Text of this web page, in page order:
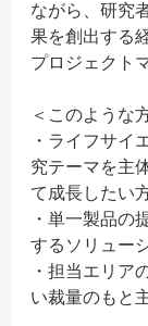
ながら、研究
果を創出する
プロジェクト
＜このような
・ライフサイ
究テーマを主
て成長したい
・単一製品の
するソリュー
・担当エリア
い裁量のもと